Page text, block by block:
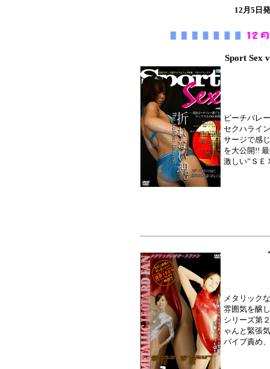
12月5日
Sport Sex
ビーチバレ
セクハライ
サージで感
を大公開!!
激しい”Ｓ
メタリック
雰囲気を醸
シリーズ第
ゃんと緊張
バイブ責め